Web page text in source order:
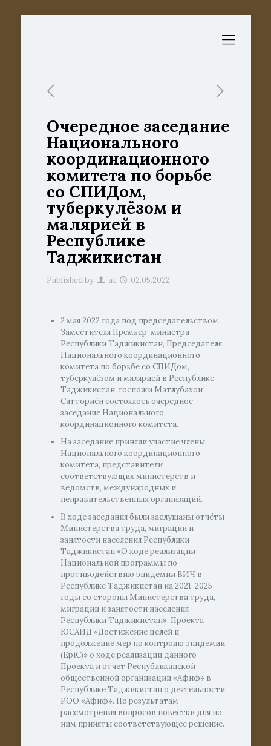
Oчередное заседание
Национального
координационного
комитета по борьбе
со СПИДом,
туберкулёзом и
малярией в
Республике
Таджикистан
Published by at 02.05.2022
2 мая 2022 года под председательством
Заместителя Премьер-министра
Республики Таджикистан, Председателя
Национального координационного
комитета по борьбе со СПИДом,
туберкулёзом и малярией в Республике
Таджикистан, госпожи Матлубахон
Сатториён состоялось очередное
заседание Национального
координационного комитета.
На заседание приняли участие члены
Национального координационного
комитета, представители
соответствующих министерств и
ведомств, международных и
неправительственных организаций.
В ходе заседания были заслушаны отчёты
Министерства труда, миграции и
занятости населения Республики
Таджикистан «О ходе реализации
Национальной программы по
противодействию эпидемии ВИЧ в
Республике Таджикистан на 2021-2025
годы со стороны Министерства труда,
миграции и занятости населения
Республики Таджикистан», Проекта
ЮСАИД «Достижение целей и
продолжение мер по контролю эпидемии
(EpiC)» о ходе реализации данного
Проекта и отчет Республиканской
общественной организации «Афиф» в
Республике Таджикистан о деятельности
РОО «Афиф». По результатам
рассмотрения вопросов повестки дня по
ним приняты соответствующее решение.